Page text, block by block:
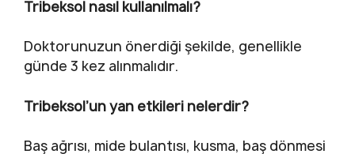
Tribeksol nasıl kullanılmalı?
Doktorunuzun önerdiği şekilde, genellikle
günde 3 kez alınmalıdır.
Tribeksol’un yan etkileri nelerdir?
Baş ağrısı, mide bulantısı, kusma, baş dönmesi